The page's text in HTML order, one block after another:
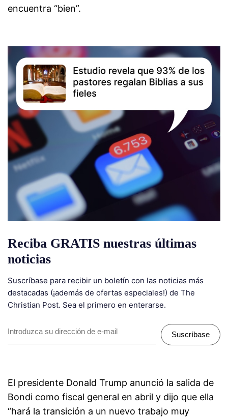
encuentra “bien”.
Reciba GRATIS nuestras últimas
noticias
Suscríbase para recibir un boletín con las noticias más
destacadas (¡además de ofertas especiales!) de The
Christian Post. Sea el primero en enterarse.
Suscríbase
El presidente Donald Trump anunció la salida de
Bondi como fiscal general en abril y dijo que ella
“hará la transición a un nuevo trabajo muy